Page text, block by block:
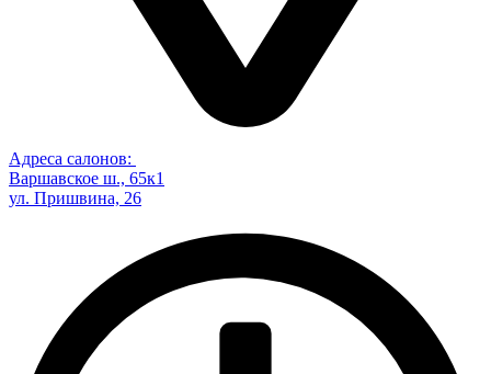
Адреса салонов:
Варшавское ш., 65к1
ул. Пришвина, 26